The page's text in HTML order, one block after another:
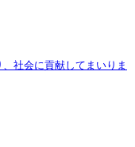
社会に貢献してまいりま